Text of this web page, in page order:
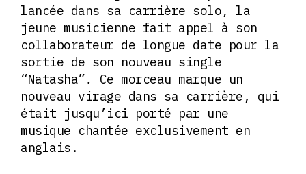
lancée dans sa carrière solo, la
jeune musicienne fait appel à son
collaborateur de longue date pour la
sortie de son nouveau single
“Natasha”.
Ce morceau marque un
nouveau virage dans sa carrière, qui
était jusqu’ici porté par une
musique chantée exclusivement en
anglais.